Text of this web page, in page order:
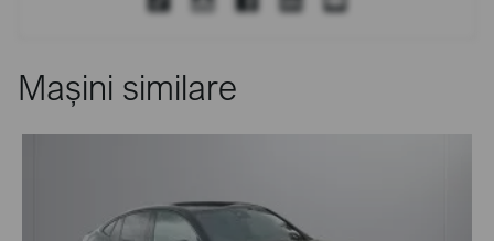
Mașini similare